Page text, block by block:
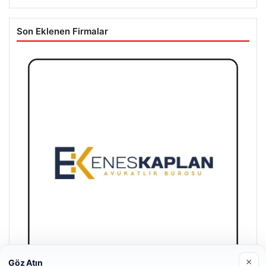
Son Eklenen Firmalar
Göz Atın ×